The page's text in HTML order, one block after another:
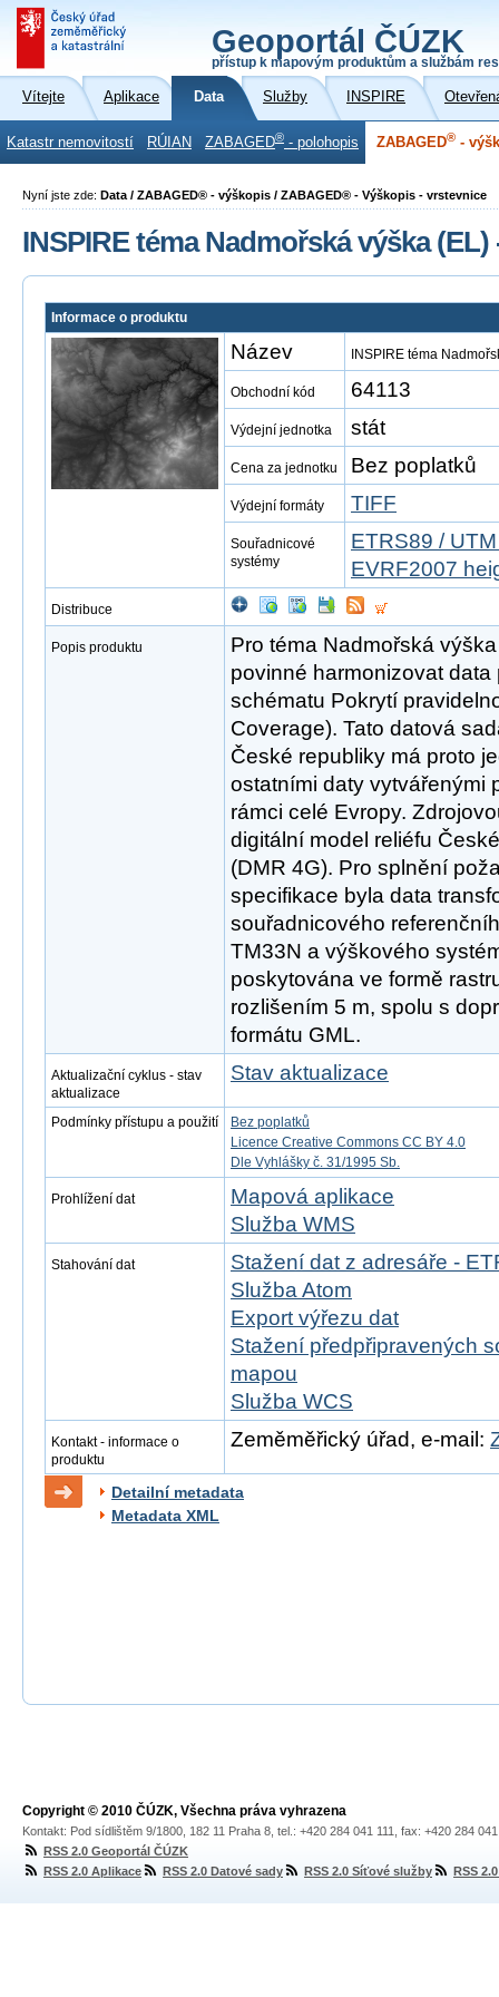
Geoportál ČÚZK
přístup k mapovým produktům a službám
Vítejte Aplikace Data Služby INSPIRE
Katastr nemovitostí RÚIAN ZABAGED® - polohopis ZABAGED® -
Nyní jste zde: Data / ZABAGED® - výškopis / ZABAGED® - Výškopis - vrstevnice
INSPIRE téma Nadmořská výška (EL)
Informace o produktu
Název INSPIRE téma
Obchodní kód 64113
Výdejní jednotka stát
Cena za jednotku Bez poplatků
Výdejní formáty TIFF
Souřadnicové
systémy
ETRS89 /
EVRF2007
Distribuce
Popis produktu
Pro téma Nadmořská
povinné harmonizovat
schématu Pokrytí
Coverage). Tato datová
České republiky má proto
ostatními daty vytvářenými
rámci celé Evropy.
digitální model reliéfu
(DMR 4G). Pro splnění
specifikace byla data
souřadnicového
TM33N a výškového
poskytována ve formě
rozlišením 5 m, spolu s
formátu GML.
Aktualizační cyklus - stav
aktualizace
Stav aktualizace
Podmínky přístupu a použití
Bez poplatků
Licence Creative Commons CC BY 4.0
Dle Vyhlášky č. 31/1995 Sb.
Prohlížení dat
Mapová aplikace
Služba WMS
Stahování dat
Stažení dat z adresáře -
Služba Atom
Export výřezu dat
Stažení předpřipravených
mapou
Služba WCS
Kontakt - informace o
produktu
Zeměměřický úřad, e-mail:
Detailní metadata
Metadata XML
Copyright © 2010 ČÚZK, Všechna práva vyhrazena
Kontakt: Pod sídlištěm 9/1800, 182 11 Praha 8, tel.: +420 284 041 111, fax: +420 284
RSS 2.0 Geoportál ČÚZK
RSS 2.0 Aplikace
RSS 2.0 Datové sady RSS 2.0 Síťové služby RSS